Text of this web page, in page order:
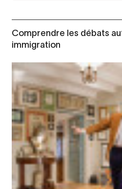
Comprendre les débats
immigration